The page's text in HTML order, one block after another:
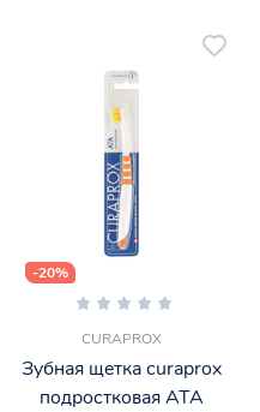
-20%
CURAPROX
Зубная щетка curaprox
подростковая ATA